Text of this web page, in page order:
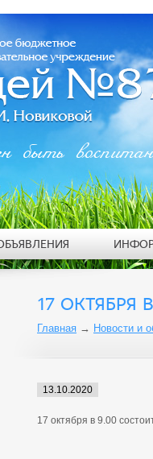
17 ОКТЯБРЯ
Главная → Новости и
13.10.2020
17 октября в 9.00
быть